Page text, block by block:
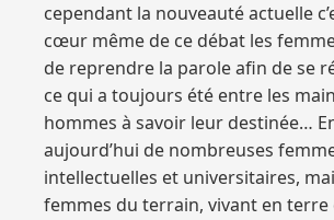
cependant la nouveauté actuelle
cœur même de ce débat les
de reprendre la parole afin de se
ce qui a toujours été entre les
hommes à savoir leur destinée…
aujourd’hui de nombreuses
intellectuelles et universitaires,
femmes du terrain, vivant en terre